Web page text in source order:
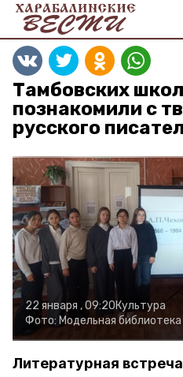
Тамбовских
познакомили с
русского
22 января , 09:20Культура
Фото: Модельная
Литературная